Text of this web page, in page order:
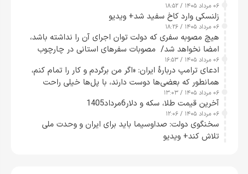
۰۶ مرداد ۱۴۰۵ / ۱۸:۵۲
زلنسکی وارد کاخ سفید شد+ ویدیو
۰۶ مرداد ۱۴۰۵ / ۱۸:۲۶
هیچ مصوبه سفری که دولت توان اجرای آن را نداشته باشد،
امضا نخواهد شد/ مصوبات سفرهای استانی در چارچوب
قانون بودجه است+ عکس
۰۶ مرداد ۱۴۰۵ / ۱۶:۵۳
ادعای ترامپ دربارهٔ ایران: «اگر من برگردم و کار را تمام کنم،
همانطور که بعضی‌ها دوست دارند، با پل‌ها خیلی راحت
می‌توانم بیشتر پل‌هایشان را در کمتر از یک ساعت از بین
ببرم+ ویدیو
۰۶ مرداد ۱۴۰۵ / ۱۳:۰۳
آخرین قیمت طلا، سکه و دلار6مرداد1405
۰۶ مرداد ۱۴۰۵ / ۱۲:۰۶
سخنگوی دولت: صداوسیما باید برای ایران و وحدت ملی
تلاش کند+ ویدیو